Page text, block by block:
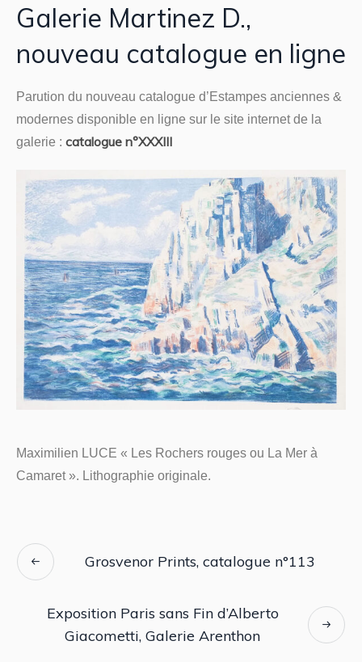
Galerie Martinez D.,
nouveau catalogue en ligne
Parution du nouveau catalogue d’Estampes anciennes &
modernes disponible en ligne sur le site internet de la
galerie : catalogue n°XXXIII
Maximilien LUCE « Les Rochers rouges ou La Mer à
Camaret ». Lithographie originale.
Grosvenor Prints, catalogue n°113
Exposition Paris sans Fin d’Alberto
Giacometti, Galerie Arenthon